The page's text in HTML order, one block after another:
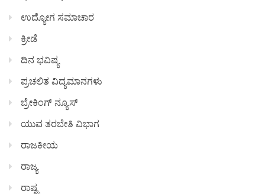
ಉದ್ಯೋಗ ಸಮಾಚಾರ
ಕ್ರೀಡೆ
ದಿನ ಭವಿಷ್ಯ
ಪ್ರಚಲಿತ ವಿದ್ಯಮಾನಗಳು
ಬ್ರೇಕಿಂಗ್ ನ್ಯೂಸ್
ಯುವ ತರಬೇತಿ ವಿಭಾಗ
ರಾಜಕೀಯ
ರಾಜ್ಯ
ರಾಷ್ಟ್ರ